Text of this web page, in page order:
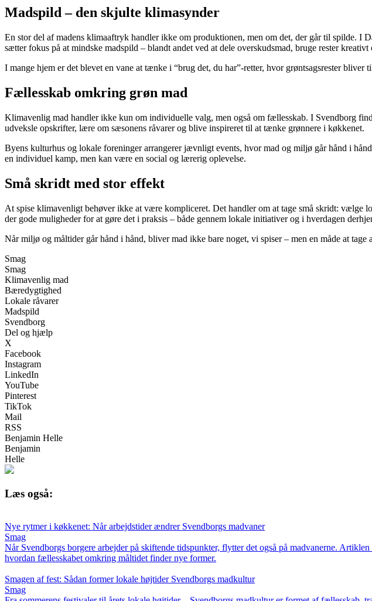
Madspild – den skjulte klimasynder
En stor del af madens klimaaftryk handler ikke om produktionen, men om det, der går til spilde. I
sætter fokus på at mindske madspild – blandt andet ved at dele overskudsmad, bruge rester
I mange hjem er det blevet en vane at tænke i “brug det, du har”-retter, hvor grøntsagsrester
Fællesskab omkring grøn mad
Klimavenlig mad handler ikke kun om individuelle valg, men også om fællesskab. I Svendborg
udveksle opskrifter, lære om sæsonens råvarer og blive inspireret til at tænke grønnere i køkkenet.
Byens kulturhus og lokale foreninger arrangerer jævnligt events, hvor mad og miljø går hånd i
en individuel kamp, men kan være en social og lærerig oplevelse.
Små skridt med stor effekt
At spise klimavenligt behøver ikke at være kompliceret. Det handler om at tage små skridt: vælge
der gode muligheder for at gøre det i praksis – både gennem lokale initiativer og i hverdagen
Når miljø og måltider går hånd i hånd, bliver mad ikke bare noget, vi spiser – men en måde at tage
Smag
Smag
Klimavenlig mad
Bæredygtighed
Lokale råvarer
Madspild
Svendborg
Del og hjælp
X
Facebook
Instagram
LinkedIn
YouTube
Pinterest
TikTok
Mail
RSS
Benjamin Helle
Benjamin
Helle
Læs også:
Nye rytmer i køkkenet: Når arbejdstider ændrer Svendborgs madvaner
Smag
Når Svendborgs borgere arbejder på skiftende tidspunkter, flytter det også på madvanerne.
hvordan fællesskabet omkring måltidet finder nye former.
Smagen af fest: Sådan former lokale højtider Svendborgs madkultur
Smag